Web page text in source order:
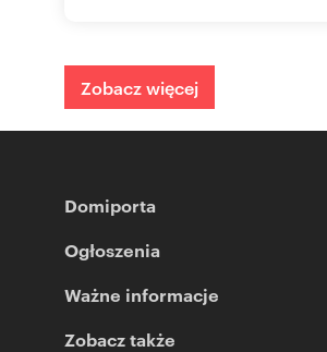
Zobacz więcej
Domiporta
Ogłoszenia
Ważne informacje
Zobacz także